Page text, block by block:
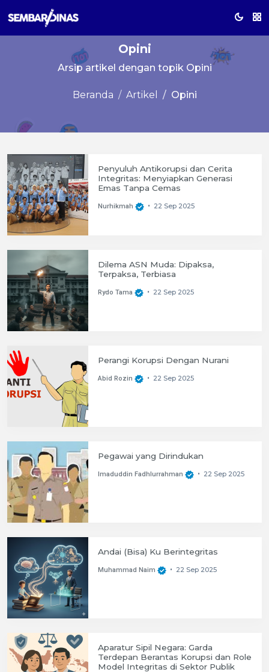
Opini
Arsip artikel dengan topik Opini
Beranda Artikel Opini
Penyuluh Antikorupsi dan Cerita
Integritas: Menyiapkan Generasi
Emas Tanpa Cemas
Nurhikmah • 22 Sep 2025
Dilema ASN Muda: Dipaksa,
Terpaksa, Terbiasa
Rydo Tama • 22 Sep 2025
Perangi Korupsi Dengan Nurani
Abid Rozin • 22 Sep 2025
Pegawai yang Dirindukan
Imaduddin Fadhlurrahman • 22 Sep 2025
Andai (Bisa) Ku Berintegritas
Muhammad Naim • 22 Sep 2025
Aparatur Sipil Negara: Garda
Terdepan Berantas Korupsi dan Role
Model Integritas di Sektor Publik